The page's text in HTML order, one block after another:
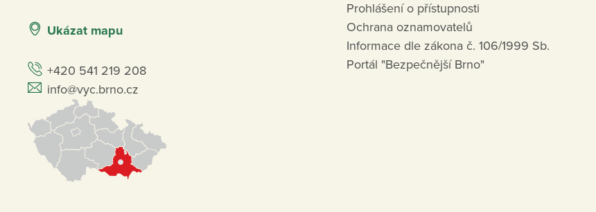
Ukázat mapu
+420 541 219 208
info@vyc.brno.cz
Prohlášení o přístupnosti
Ochrana oznamovatelů
Informace dle zákona č. 106/1999 Sb.
Portál "Bezpečnější Brno"